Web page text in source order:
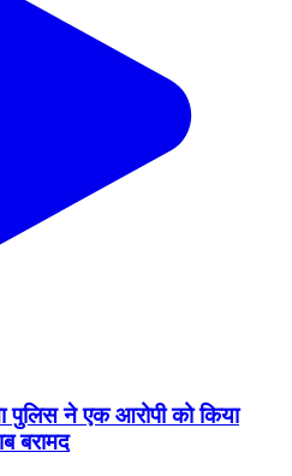
पुलिस ने एक आरोपी को किया
बरामद